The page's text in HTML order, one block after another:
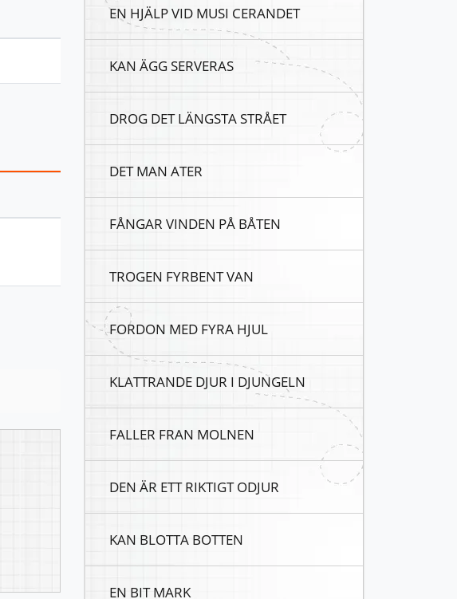
EN HJÄLP VID MUSI CERANDET
KAN ÄGG SERVERAS
DROG DET LÄNGSTA STRÅET
DET MAN ATER
FÅNGAR VINDEN PÅ BÅTEN
TROGEN FYRBENT VAN
FORDON MED FYRA HJUL
KLATTRANDE DJUR I DJUNGELN
FALLER FRAN MOLNEN
DEN ÄR ETT RIKTIGT ODJUR
KAN BLOTTA BOTTEN
EN BIT MARK